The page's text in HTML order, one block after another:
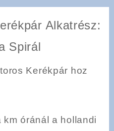
Alkatrész:
Spirál
Kerékpár hoz
km óránál a hollandi